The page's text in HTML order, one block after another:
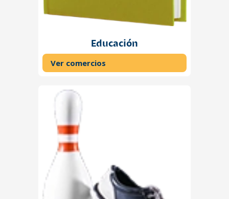
Educación
Ver comercios